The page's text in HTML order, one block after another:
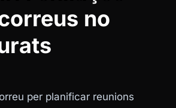
no
per planificar reunions